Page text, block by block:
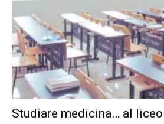
Studiare medicina… al liceo